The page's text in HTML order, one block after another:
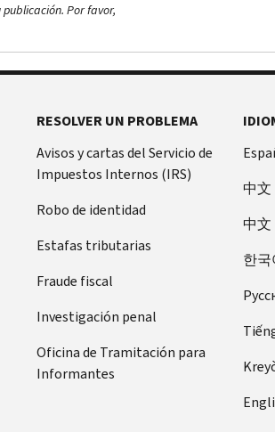
Por favor,
RESOLVER UN PROBLEMA
Avisos y cartas del Servicio de
Impuestos Internos (IRS)
Robo de identidad
Estafas tributarias
Fraude fiscal
Investigación penal
Oficina de Tramitación para
Informantes
中文
中文
한국